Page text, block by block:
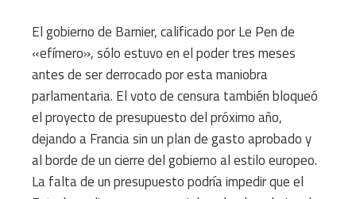
El gobierno de Barnier, calificado por Le Pen de
«efímero», sólo estuvo en el poder tres meses
antes de ser derrocado por esta maniobra
parlamentaria. El voto de censura también bloqueó
el proyecto de presupuesto del próximo año,
dejando a Francia sin un plan de gasto aprobado y
al borde de un cierre del gobierno al estilo europeo.
La falta de un presupuesto podría impedir que el